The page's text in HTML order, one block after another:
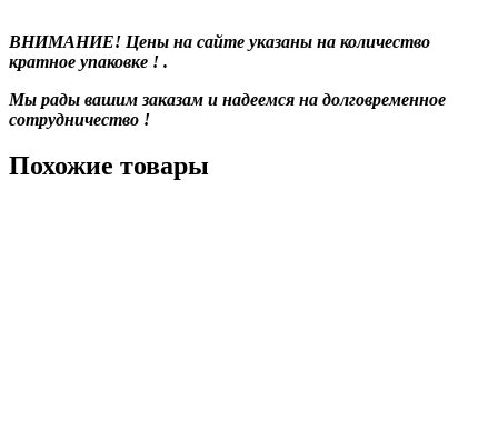
ВНИМАНИЕ! Цены на сайте указаны на количество
кратное упаковке ! .
Мы рады вашим заказам и надеемся на долговременное
сотрудничество !
Похожие товары